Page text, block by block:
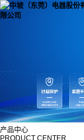
产品中心
PRODUCT CENTER